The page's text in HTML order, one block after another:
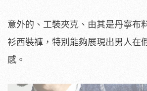
意外的、工裝夾克、由其是丹寧布
衫西裝褲，特別能夠展現出男人在
感。